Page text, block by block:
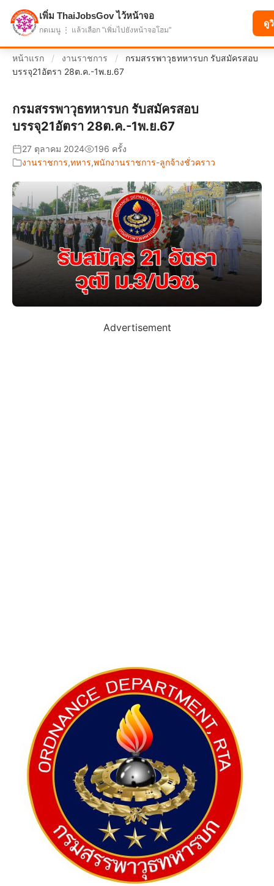
แบ่งปันโอกาส เพื่ออนาคตที่ก้าวหน้า
หน้าแรก / งานราชการ /
กรมสรรพาวุธทหารบก รับสมัครสอบ
บรรจุ21อัตรา 28ต.ค.-1พ.ย.67
กรมสรรพาวุธทหารบก รับสมัครสอบ
บรรจุ21อัตรา 28ต.ค.-1พ.ย.67
27 ตุลาคม 2024
196 ครั้ง
งานราชการ,ทหาร,พนักงานราชการ-ลูกจ้างชั่วคราว
Advertisement
เพิ่ม ThaiJobsGov ไว้หน้าจอ
กดเมนู ⋮ แล้วเลือก "เพิ่มไปยังหน้าจอโฮม"
ดู